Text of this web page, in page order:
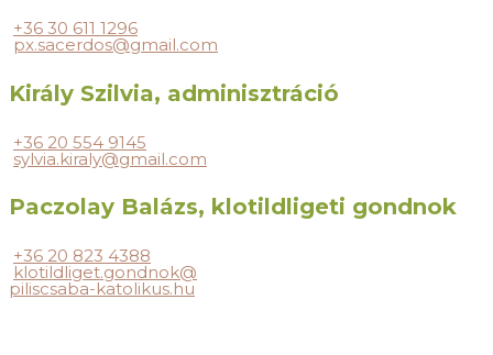
+36 30 611 1296
px.sacerdos@gmail.com
Király Szilvia, adminisztráció
+36 20 554 9145
sylvia.kiraly@gmail.com
Paczolay Balázs, klotildligeti gondnok
+36 20 823 4388
klotildliget.gondnok@
piliscsaba-katolikus.hu